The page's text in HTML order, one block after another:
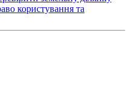
користування та